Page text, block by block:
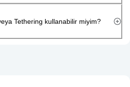
Tethering kullanabilir miyim?